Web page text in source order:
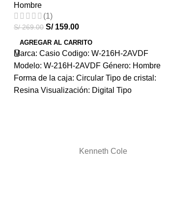
HOT
Hombre
(1)
S/269.00 S/159.00
AGREGAR AL CARRITO
Marca: Casio Codigo: W-216H-2AVDF
Modelo: W-216H-2AVDF Género: Hombre
Forma de la caja: Circular Tipo de cristal:
Resina Visualización: Digital Tipo
Kenneth Cole